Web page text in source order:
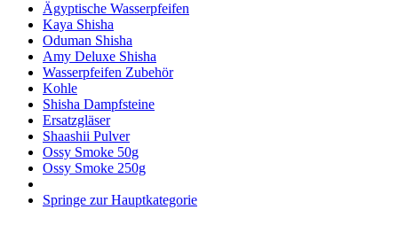
Ägyptische Wasserpfeifen
Kaya Shisha
Oduman Shisha
Amy Deluxe Shisha
Wasserpfeifen Zubehör
Kohle
Shisha Dampfsteine
Ersatzgläser
Shaashii Pulver
Ossy Smoke 50g
Ossy Smoke 250g
Springe zur Hauptkategorie